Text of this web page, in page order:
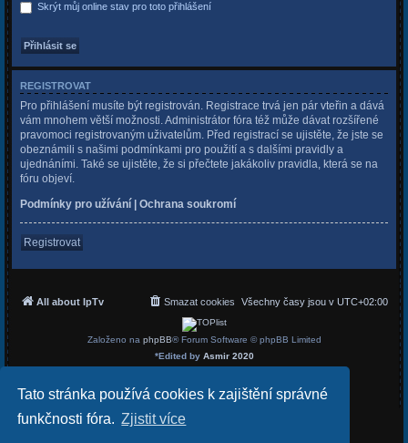
Tato stránka používá cookies k zajištění správné
funkčnosti fóra. Zjistit více
Skrýt můj online stav pro toto přihlášení
REGISTROVAT
Pro přihlášení musíte být registrován. Registrace trvá jen pár vteřin a dává
vám mnohem větší možnosti. Administrátor fóra též může dávat rozšířené
pravomoci registrovaným uživatelům. Před registrací se ujistěte, že jste se
obeznámili s našimi podmínkami pro použití a s dalšími pravidly a
ujednáními. Také se ujistěte, že si přečtete jakákoliv pravidla, která se na
fóru objeví.
Podmínky pro užívání
Ochrana soukromí
Registrovat
All about IpTv Všechny časy jsou v UTC+02:00
Smazat cookies
Založeno na phpBB® Forum Software © phpBB Limited
*Edited by Asmir 2020
Soukromí| Podmínky